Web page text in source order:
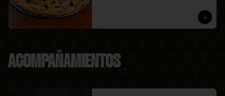
ACOMPAÑAMIENTOS